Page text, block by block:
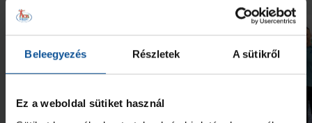
Beleegyezés Részletek A sütikről
Ez a weboldal sütiket használ
Galéria